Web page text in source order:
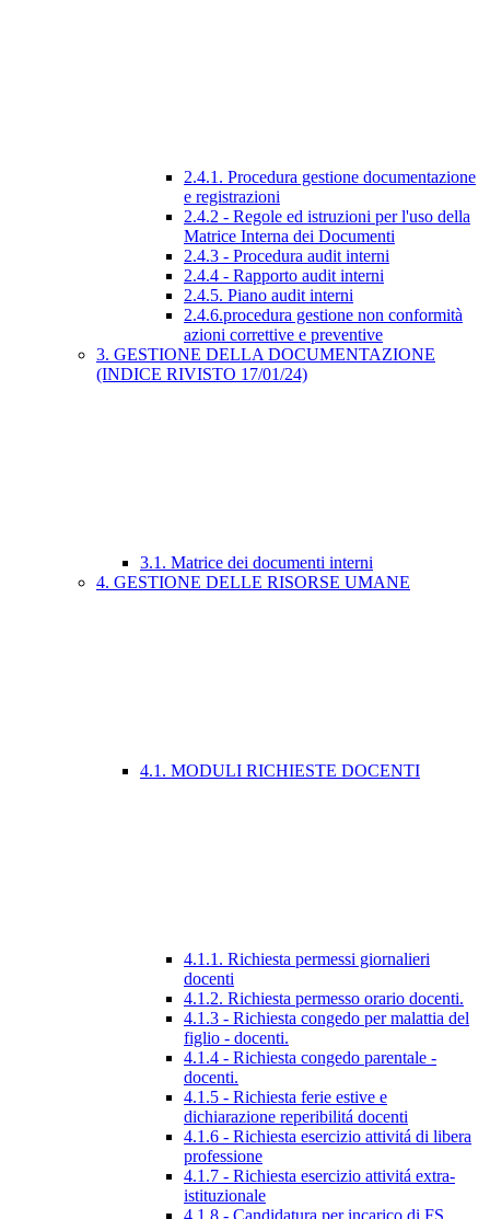
2.4.1. Procedura gestione documentazione
e registrazioni
2.4.2 - Regole ed istruzioni per l'uso della
Matrice Interna dei Documenti
2.4.3 - Procedura audit interni
2.4.4 - Rapporto audit interni
2.4.5. Piano audit interni
2.4.6.procedura gestione non conformità
azioni correttive e preventive
3. GESTIONE DELLA DOCUMENTAZIONE
(INDICE RIVISTO 17/01/24)
3.1. Matrice dei documenti interni
4. GESTIONE DELLE RISORSE UMANE
4.1. MODULI RICHIESTE DOCENTI
4.1.1. Richiesta permessi giornalieri
docenti
4.1.2. Richiesta permesso orario docenti.
4.1.3 - Richiesta congedo per malattia del
figlio - docenti.
4.1.4 - Richiesta congedo parentale -
docenti.
4.1.5 - Richiesta ferie estive e
dichiarazione reperibilitá docenti
4.1.6 - Richiesta esercizio attivitá di libera
professione
4.1.7 - Richiesta esercizio attivitá extra-
istituzionale